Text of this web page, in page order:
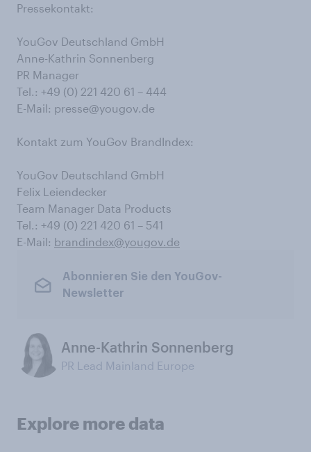
Pressekontakt:
YouGov Deutschland GmbH
Anne-Kathrin Sonnenberg
PR Manager
Tel.: +49 (0) 221 420 61 – 444
E-Mail: presse@yougov.de
Kontakt zum YouGov BrandIndex:
YouGov Deutschland GmbH
Felix Leiendecker
Team Manager Data Products
Tel.: +49 (0) 221 420 61 – 541
E-Mail: brandindex@yougov.de
Abonnieren Sie den YouGov-
Newsletter
Anne-Kathrin Sonnenberg
PR Lead Mainland Europe
Explore more data